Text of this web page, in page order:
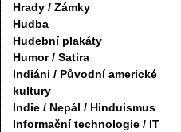
Hrady / Zámky
Hudba
Hudební plakáty
Humor / Satira
Indiáni / Původní americké
kultury
Indie / Nepál / Hinduismus
Informační technologie / IT